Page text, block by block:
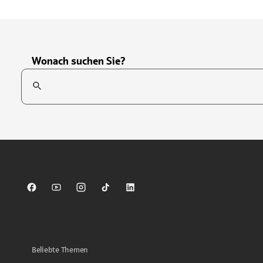
Wonach suchen Sie?
Suchfeld
Sparkasse auf Facebook
Sparkasse auf Youtube
Sparkasse auf Instagram
Sparkasse auf TikTok
Sparkasse auf LinkedIn
Beliebte Themen